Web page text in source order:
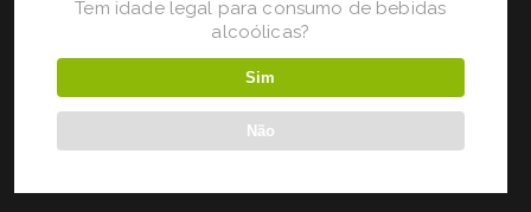
Tem idade legal para consumo de bebidas
alcoólicas?
Sim
Não